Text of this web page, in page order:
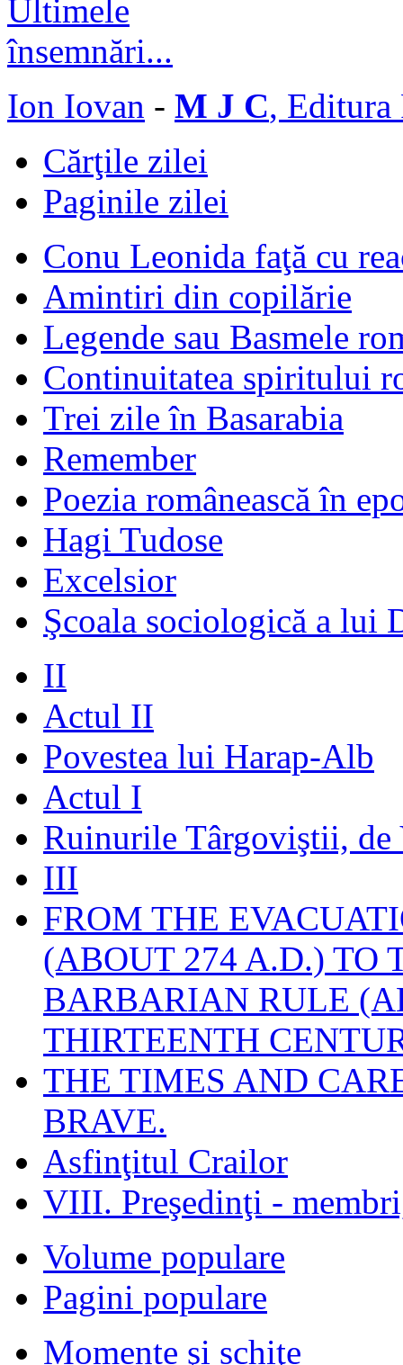
Ion Iovan - M J C, Editura
Cărţile zilei
Paginile zilei
Conu Leonida faţă cu
Amintiri din copilărie
Legende sau Basmele
Continuitatea spiritului
Trei zile în Basarabia
Remember
Poezia românească în
Hagi Tudose
Excelsior
Şcoala sociologică a lui
II
Actul II
Povestea lui Harap-Alb
Actul I
Ruinurile Târgoviştii, de
III
FROM THE
(ABOUT 274 A.D.) TO
BARBARIAN RULE
THIRTEENTH
THE TIMES AND
BRAVE.
Asfinţitul Crailor
VIII. Preşedinţi -
Volume populare
Pagini populare
Momente şi schiţe